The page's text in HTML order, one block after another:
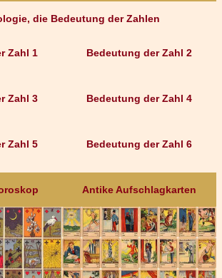
die Bedeutung der Zahlen
Zahl 1
Zahl 3
Zahl 5
Bedeutung der Zahl 2
Bedeutung der Zahl 4
Bedeutung der Zahl 6
Antike Aufschlagkarten